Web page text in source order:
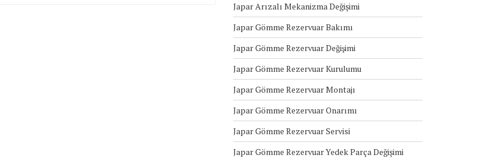
Japar Arızalı Mekanizma Değişimi
Japar Gömme Rezervuar Bakımı
Japar Gömme Rezervuar Değişimi
Japar Gömme Rezervuar Kurulumu
Japar Gömme Rezervuar Montajı
Japar Gömme Rezervuar Onarımı
Japar Gömme Rezervuar Servisi
Japar Gömme Rezervuar Yedek Parça Değişimi